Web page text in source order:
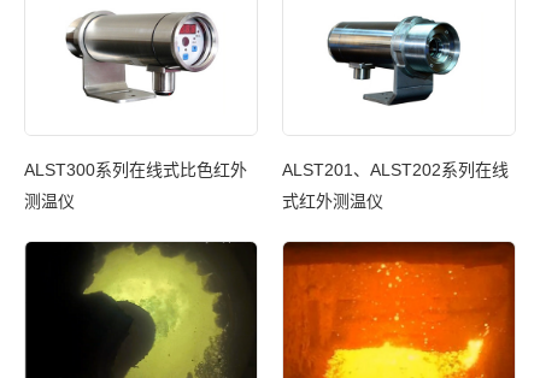
ALST300系列在线式比色红外
测温仪
ALST201、ALST202系列在线
式红外测温仪